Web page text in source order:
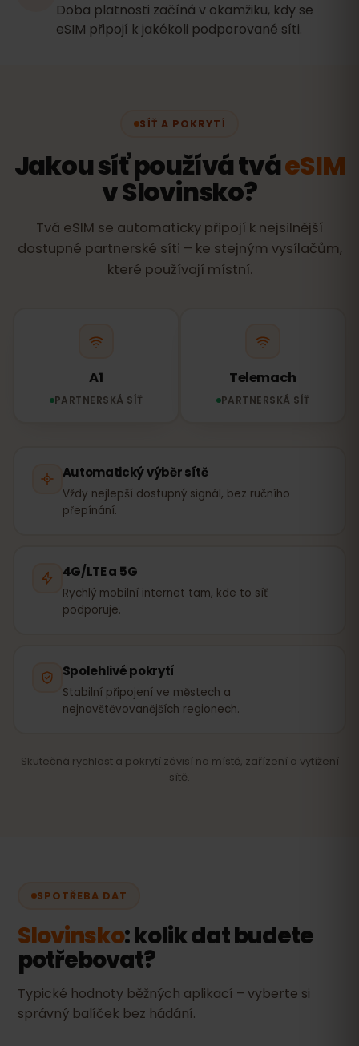
Doba platnosti začíná v okamžiku, kdy se
eSIM připojí k jakékoli podporované síti.
SÍŤ A POKRYTÍ
Jakou síť používá tváeSIM
v Slovinsko?
Tvá eSIM se automaticky připojí k nejsilnější
dostupné partnerské síti – ke stejným vysílačům,
které používají místní.
A1
PARTNERSKÁ SÍŤ
Telemach
PARTNERSKÁ SÍŤ
Automatický výběr sítě
Vždy nejlepší dostupný signál, bez ručního
přepínání.
4G/LTE a 5G
Rychlý mobilní internet tam, kde to síť
podporuje.
Spolehlivé pokrytí
Stabilní připojení ve městech a
nejnavštěvovanějších regionech.
Skutečná rychlost a pokrytí závisí na místě, zařízení a vytížení
sítě.
SPOTŘEBA DAT
Slovinsko: kolik dat budete
potřebovat?
Typické hodnoty běžných aplikací – vyberte si
správný balíček bez hádání.